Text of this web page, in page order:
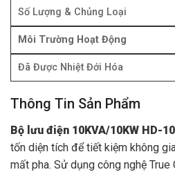
Số Lượng & Chủng Loại
Môi Trường Hoạt Động
Đã Được Nhiệt Đới Hóa
Thông Tin Sản Phẩm
Bộ lưu điện 10KVA/10KW HD-
tốn diện tích để tiết kiệm không
mất pha. Sử dụng công nghệ True